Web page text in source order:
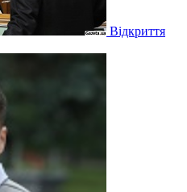
Відкриття